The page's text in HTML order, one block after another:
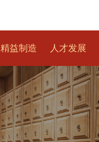
精益制造 人才发展